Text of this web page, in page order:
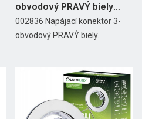
obvodový PRAVÝ biely
NEXTRACK
002836 Napájací konektor 3-
obvodový PRAVÝ biely...